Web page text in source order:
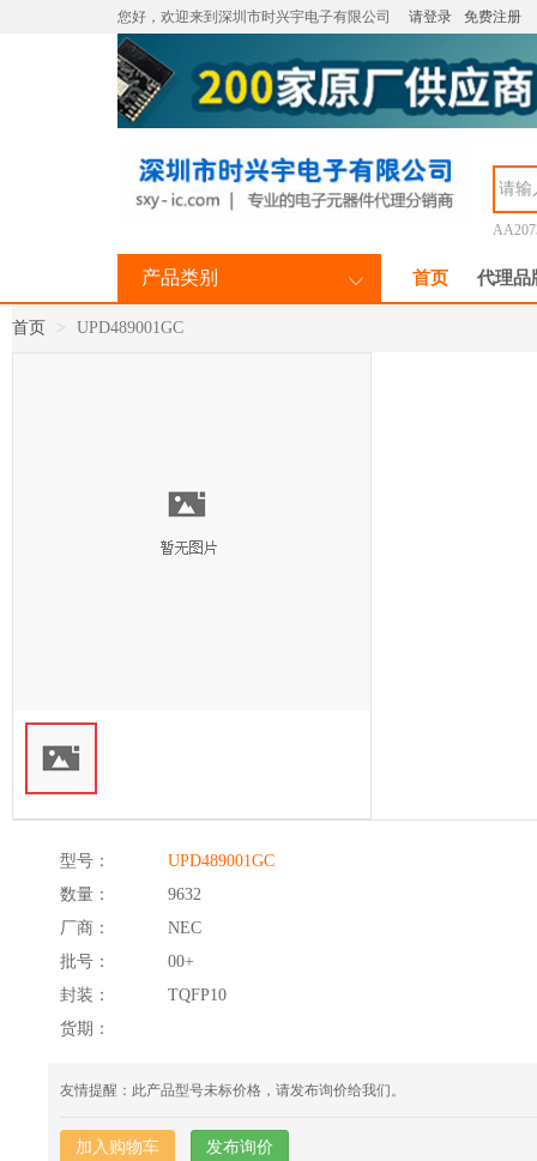
您好，欢迎来到深圳市时兴宇电子有限公司 请登录 免费注册
产品类别 首页 代理品
首页 UPD489001GC
型号：
UPD489001GC
数量：
9632
厂商：
NEC
批号：
00+
封装：
TQFP10
货期：
友情提醒：此产品型号未标价格，请发布询价给我们。
加入购物车 发布询价